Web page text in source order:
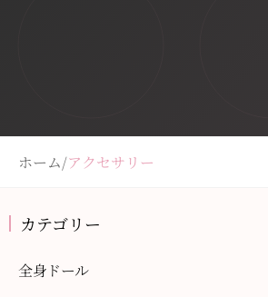
ホーム/アクセサリー
カテゴリー
全身ドール